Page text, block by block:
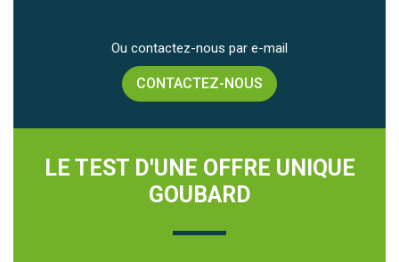
Ou contactez-nous par e-mail
CONTACTEZ-NOUS
LE TEST D'UNE OFFRE UNIQUE
GOUBARD